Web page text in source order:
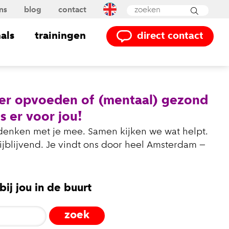
blog contact
Powered by Translate
trainingen direct contact
opvoeden of (mentaal) gezond
er voor jou!
met je mee. Samen kijken we wat helpt.
Je vindt ons door heel Amsterdam –
jou in de buurt